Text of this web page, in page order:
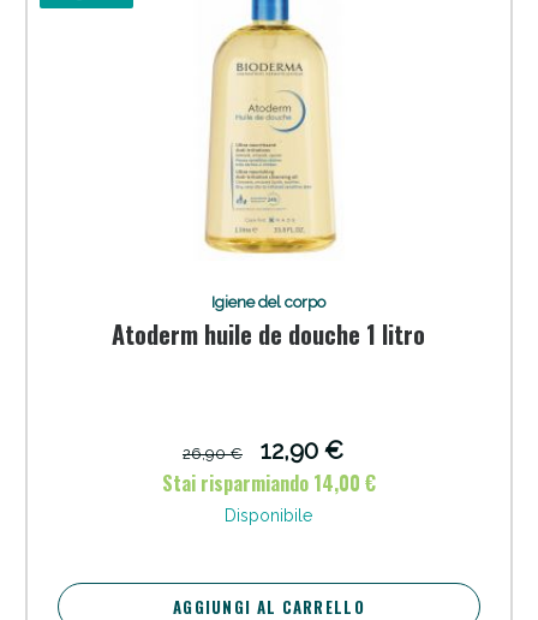
Igiene del corpo
Atoderm huile de douche 1 litro
26,90 €
12,90 €
Stai risparmiando 14,00 €
Disponibile
AGGIUNGI AL CARRELLO
Sconto fino al 55% disponibile oggi!
Vie Urinarie e Prostata: Sconti fino al 45% oggi!